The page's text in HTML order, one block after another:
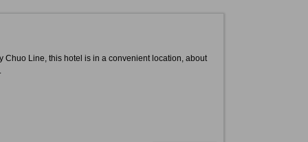
Line, this hotel is in a convenient location, about